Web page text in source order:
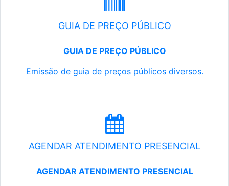
GUIA DE PREÇO PÚBLICO
GUIA DE PREÇO PÚBLICO
Emissão de guia de preços públicos diversos.
AGENDAR ATENDIMENTO PRESENCIAL
AGENDAR ATENDIMENTO PRESENCIAL